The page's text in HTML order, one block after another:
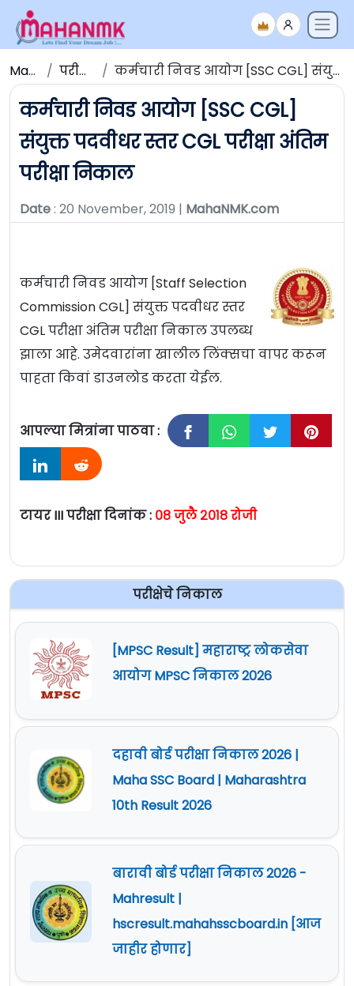
Maha NMK परीक्षेचे निकाल कर्मचारी निवड आयोग [SSC CGL] संयुक्त पदवीधर स्तर CGL परीक्षा अंतिम परीक्षा निकाल
कर्मचारी निवड आयोग [SSC CGL]
संयुक्त पदवीधर स्तर CGL परीक्षा अंतिम
परीक्षा निकाल
Date: 20 November, 2019 | MahaNMK.com
कर्मचारी निवड आयोग [Staff Selection
Commission CGL] संयुक्त पदवीधर स्तर
CGL परीक्षा अंतिम परीक्षा निकाल उपलब्ध
झाला आहे. उमेदवारांना खालील लिंक्सचा वापर करून
पाहता किवां डाउनलोड करता येईल.
आपल्या मित्रांना पाठवा :
टायर III परीक्षा दिनांक : ०८ जुलै २०१८ रोजी
परीक्षेचे निकाल
[MPSC Result] महाराष्ट्र लोकसेवा
आयोग MPSC निकाल 2026
दहावी बोर्ड परीक्षा निकाल 2026 |
Maha SSC Board | Maharashtra
10th Result 2026
बारावी बोर्ड परीक्षा निकाल 2026 -
Mahresult |
hscresult.mahahsscboard.in [आज
जाहीर होणार]